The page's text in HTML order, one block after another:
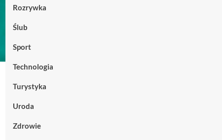
Rozrywka
Ślub
Sport
Technologia
Turystyka
Uroda
Zdrowie